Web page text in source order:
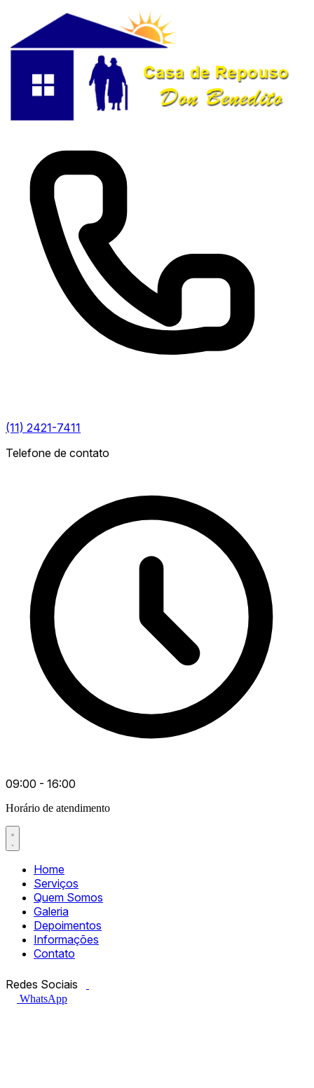
(11) 2421-7411
Telefone de contato
09:00 - 16:00
Horário de atendimento
Home
Serviços
Quem Somos
Galeria
Depoimentos
Informações
Contato
Redes Sociais
WhatsApp